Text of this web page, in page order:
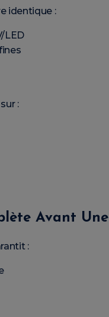
identique :
LED
:
Avant Une
: